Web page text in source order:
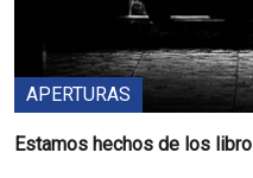
APERTURAS
Estamos hechos de los